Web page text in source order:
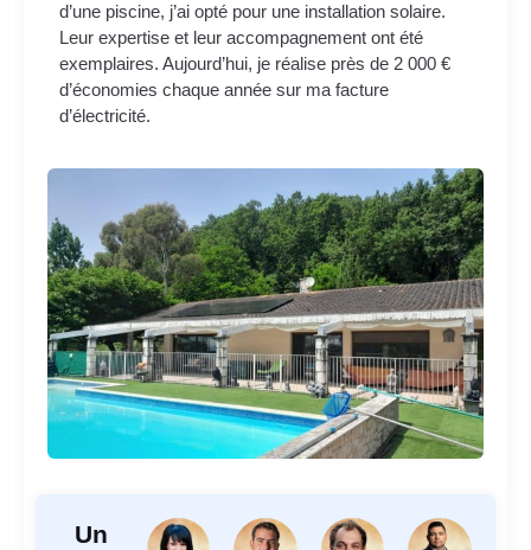
d’une piscine, j’ai opté pour une installation solaire.
Leur expertise et leur accompagnement ont été
exemplaires. Aujourd’hui, je réalise près de 2 000 €
d’économies chaque année sur ma facture
d’électricité.
Un